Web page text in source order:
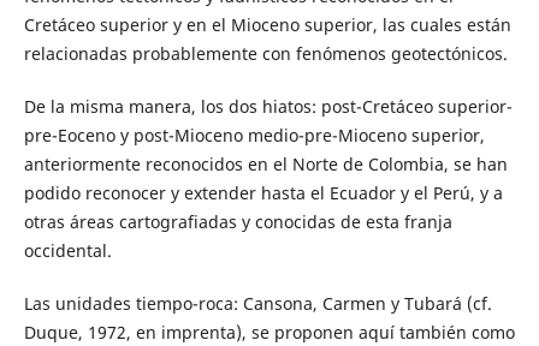
Cretáceo superior y en el Mioceno superior, las cuales están
relacionadas probablemente con fenómenos geotectónicos.
De la misma manera, los dos hiatos: post-Cretáceo superior-
pre-Eoceno y post-Mioceno medio-pre-Mioceno superior,
anteriormente reconocidos en el Norte de Colombia, se han
podido reconocer y extender hasta el Ecuador y el Perú, y a
otras áreas cartografiadas y conocidas de esta franja
occidental.
Las unidades tiempo-roca: Cansona, Carmen y Tubará (cf.
Duque, 1972, en imprenta), se proponen aquí también como